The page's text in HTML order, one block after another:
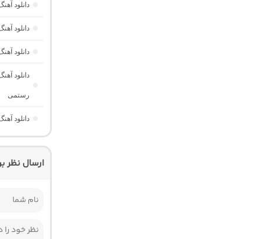
دانلود
دانلود
دانلود
دانلود
رستمی
دانلود
ارسال نظر